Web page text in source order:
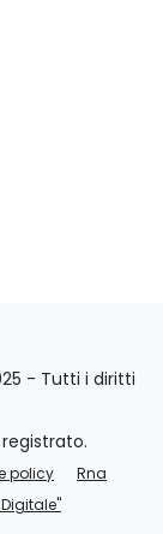
- Tutti i diritti
policy
Rna